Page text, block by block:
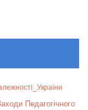
Педагогічного